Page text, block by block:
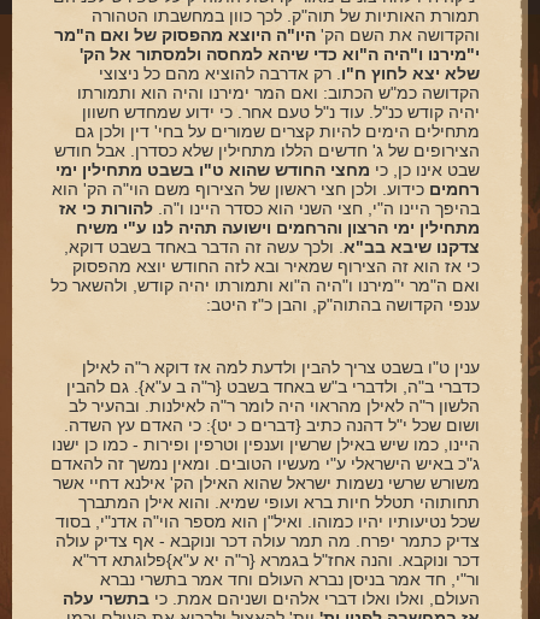
תמורת האותיות של תוה"ק. לכך כוון במחשבתו הטהורה
והקדושה את השם הק' היו"ה היוצא מהפסוק של ואם ה"מר
י"מירנו ו"היה ה"וא כדי שיהא למחסה ולמסתור אל הק'
שלא יצא לחוץ ח"ו. רק אדרבה להוציא מהם כל ניצוצי
הקדושה כמ"ש הכתוב: ואם המר ימירנו והיה הוא ותמורתו
יהיה קודש כנ"ל. עוד נ"ל טעם אחר. כי ידוע שמחדש חשוון
מתחילים הימים להיות קצרים שמורים על בחי' דין ולכן גם
הצירופים של ג' חדשים הללו מתחילין שלא כסדרן. אבל חודש
שבט אינו כן, כי מחצי החודש שהוא ט"ו בשבט מתחילין ימי
רחמים כידוע. ולכן חצי ראשון של הצירוף משם הוי"ה הק' הוא
בהיפך היינו ה"י, חצי השני הוא כסדר היינו ו"ה. להורות כי אז
מתחילין ימי הרצון והרחמים וישועה תהיה לנו ע"י משיח
צדקנו שיבא בב"א. ולכך עשה זה הדבר באחד בשבט דוקא,
כי אז הוא זה הצירוף שמאיר ובא לזה החודש יוצא מהפסוק
ואם ה"מר י"מירנו ו"היה ה"וא ותמורתו יהיה קודש, ולהשאר כל
ענפי הקדושה בהתוה"ק, והבן כ"ז היטב:
ענין ט"ו בשבט צריך להבין ולדעת למה אז דוקא ר"ה לאילן
כדברי ב"ה, ולדברי ב"ש באחד בשבט {ר"ה ב ע"א}. גם להבין
הלשון ר"ה לאילן מהראוי היה לומר ר"ה לאילנות. ובהעיר לב
ושום שכל י"ל דהנה כתיב {דברים כ יט}: כי האדם עץ השדה.
היינו, כמו שיש באילן שרשין וענפין וטרפין ופירות - כמו כן ישנו
ג"כ באיש הישראלי ע"י מעשיו הטובים. ומאין נמשך זה להאדם
משורש שרשי נשמות ישראל שהוא האילן הק' אילנא דחיי אשר
תחותוהי תטלל חיות ברא ועופי שמיא. והוא אילן המתברך
שכל נטיעותיו יהיו כמוהו. ואיל"ן הוא מספר הוי"ה אדנ"י, בסוד
צדיק כתמר יפרח. מה תמר עולה דכר ונוקבא - אף צדיק עולה
דכר ונוקבא. והנה אחז"ל בגמרא {ר"ה יא ע"א}פלוגתא דר"א
ור"י, חד אמר בניסן נברא העולם וחד אמר בתשרי נברא
העולם, ואלו ואלו דברי אלהים ושניהם אמת. כי בתשרי עלה